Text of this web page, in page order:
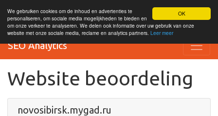
OK
We gebruiken cookies om de inhoud en advertenties te
personaliseren, om sociale media mogelijkheden te bieden en
om onze verkeer te analyseren. We delen ook informatie over uw gebruik van onze
website met onze sociale media, reclame en analytics partners. Leer meer
SEO Analytics
Website beoordeling
novosibirsk.mygad.ru